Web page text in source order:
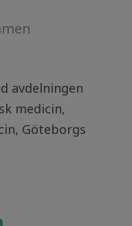
avdelningen
medicin,
Göteborgs